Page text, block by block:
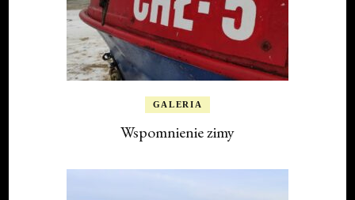
GALERIA
Wspomnienie zimy